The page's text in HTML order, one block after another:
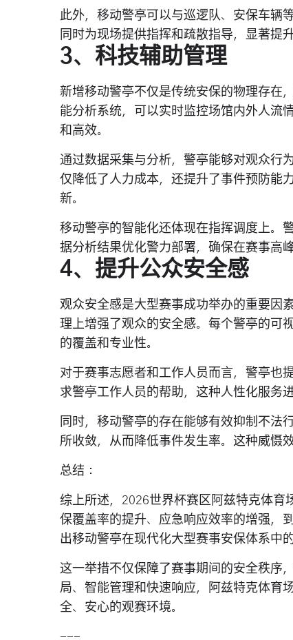
此外，移动警亭可以与巡逻队、安保车辆
同时为现场提供指挥和疏散指导，显著提
3、科技辅助管理
新增移动警亭不仅是传统安保的物理存在
能分析系统，可以实时监控场馆内外人流
和高效。
通过数据采集与分析，警亭能够对观众行
仅降低了人力成本，还提升了事件预防能
新。
移动警亭的智能化还体现在指挥调度上。
据分析结果优化警力部署，确保在赛事高
4、提升公众安全感
观众安全感是大型赛事成功举办的重要因
理上增强了观众的安全感。每个警亭的可
的覆盖和专业性。
对于赛事志愿者和工作人员而言，警亭也
求警亭工作人员的帮助，这种人性化服务
同时，移动警亭的存在能够有效抑制不法
所收敛，从而降低事件发生率。这种威慑
总结：
综上所述，2026世界杯赛区阿兹特克体育
保覆盖率的提升、应急响应效率的增强，
出移动警亭在现代化大型赛事安保体系中
这一举措不仅保障了赛事期间的安全秩序
局、智能管理和快速响应，阿兹特克体育
全、安心的观赛环境。
---